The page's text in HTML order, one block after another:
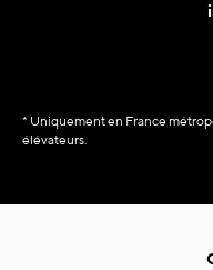
* Uniquement en France
élévateurs.